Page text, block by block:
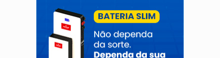
COLIGAÇÃO:Reabertura de ação no TSE pode resultar em cassação de prefeita
INCLUSÃO:APAE Porto Velho abre inscrições para
CLUBE DOS R$ 00,00:21 candidatos declaram patrimônio zero em Rondônia